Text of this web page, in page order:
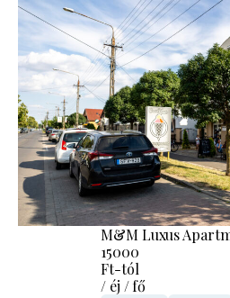
M&M Luxus
15000
Ft-tól
/ éj / fő